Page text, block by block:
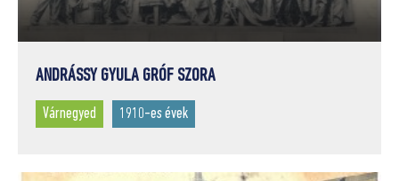
ANDRÁSSY GYULA GRÓF SZORA
Várnegyed 1910-es évek